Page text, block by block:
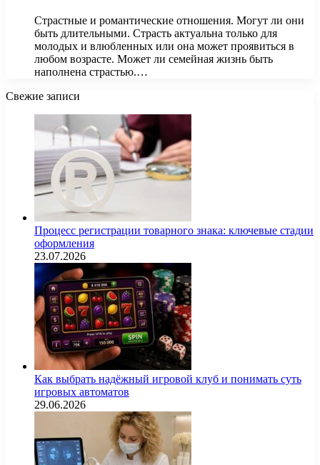
Страстные и романтические отношения. Могут ли они
быть длительными. Страсть актуальна только для
молодых и влюбленных или она может проявиться в
любом возрасте. Может ли семейная жизнь быть
наполнена страстью.…
Свежие записи
Процесс регистрации товарного знака: ключевые стадии
оформления
23.07.2026
Как выбрать надёжный игровой клуб и понимать суть
игровых автоматов
29.06.2026